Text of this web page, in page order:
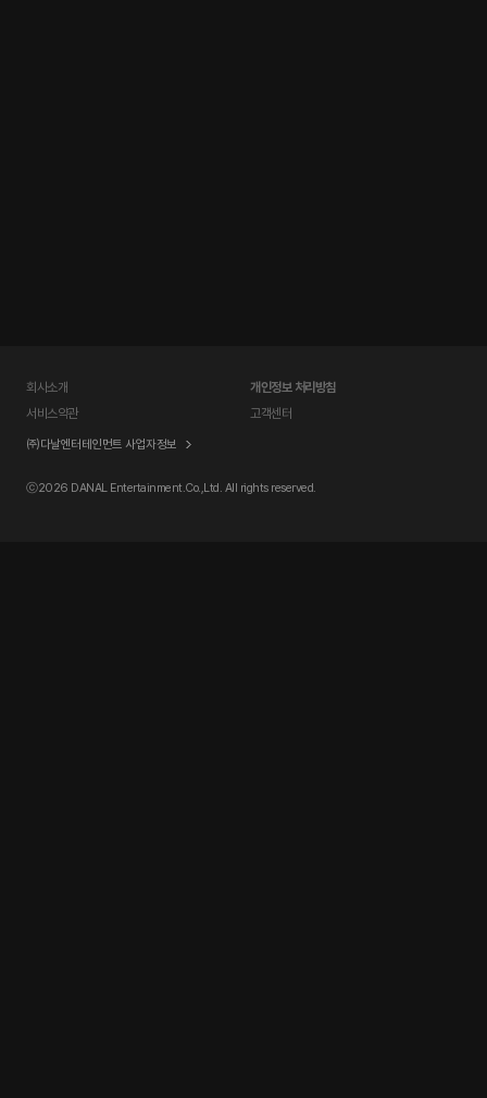
회사소개
개인정보 처리방침
서비스약관
고객센터
㈜다날엔터테인먼트 사업자정보
ⓒ2026 DANAL Entertainment.Co.,Ltd. All rights reserved.